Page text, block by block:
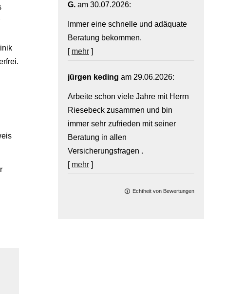
G. am 30.07.2026:
Immer eine schnelle und adäquate
Beratung bekommen.
[ mehr ]
jürgen keding am 29.06.2026:
Arbeite schon viele Jahre mit Herrn
Riesebeck zusammen und bin
immer sehr zufrieden mit seiner
Beratung in allen
Versicherungsfragen .
[ mehr ]
Echtheit von Bewertungen